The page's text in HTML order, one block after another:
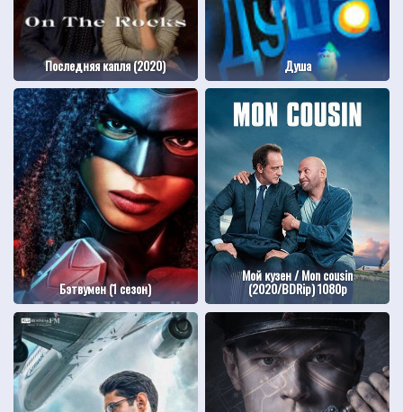
Последняя капля (2020) Душа
Бэтвумен (1 сезон)
Мой кузен / Mon cousin
(2020/BDRip) 1080p